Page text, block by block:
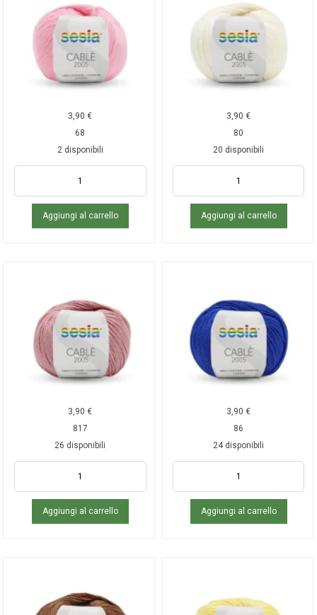
3,90€
68
2 disponibili
Aggiungi al carrello
3,90€
80
20 disponibili
Aggiungi al carrello
3,90€
817
26 disponibili
Aggiungi al carrello
3,90€
86
24 disponibili
Aggiungi al carrello